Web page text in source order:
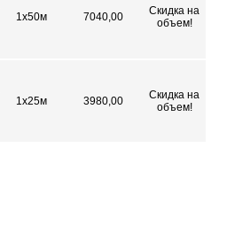
1х50м 7040,00
Скидка на
объем!
1х25м 3980,00
Скидка на
объем!